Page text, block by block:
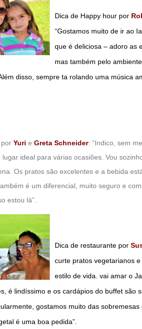
Dica de Happy hour por
“Gostamos muito de ir ao
que é deliciosa – adoro as
mas também pelo
disso, sempre ta rolando uma música
Yuri e Greta Schneider: “Indico, sem
lugar ideal para várias ocasiões. Vou
Os pratos são excelentes e a bebida
é um diferencial, muito seguro e
estou lá”.
Dica de restaurante por
curte pratos vegetarianos
estilo de vida. vai amar o
é lindíssimo e os cardápios do buffet são
gostamos muito das
é uma boa pedida”.